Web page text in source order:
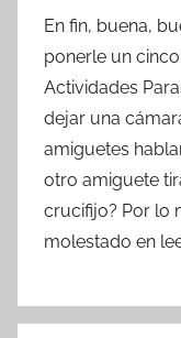
En fin, buena,
ponerle un
Actividades
dejar una
amiguetes
otro amiguete
crucifijo? Por lo
molestado en